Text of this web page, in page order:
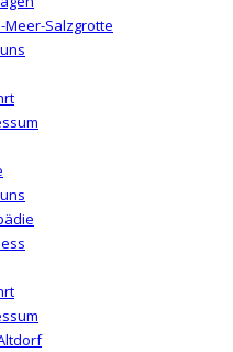
Meer-Salzgrotte